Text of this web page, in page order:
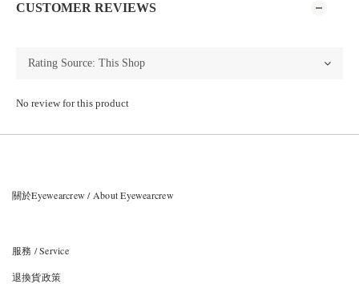
CUSTOMER REVIEWS
No review for this product
關於Eyewearcrew / About Eyewearcrew
服務 / Service
退換貨政策